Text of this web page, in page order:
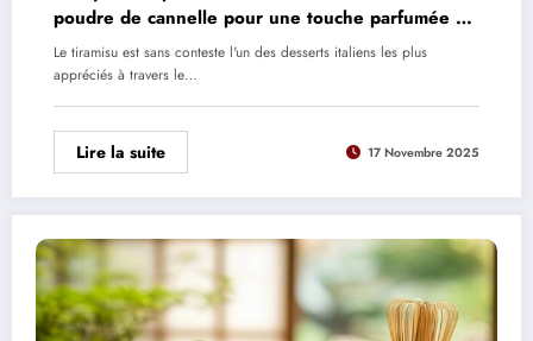
poudre de cannelle pour une touche parfumée et
originale
Le tiramisu est sans conteste l'un des desserts italiens les plus
appréciés à travers le…
Lire la suite 17 Novembre 2025